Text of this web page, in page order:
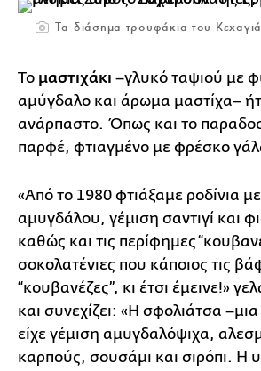
Τα διάσημα τρουφάκια του
Το μαστιχάκι –γλυκό ταψιού με
αμύγδαλο και άρωμα μαστίχα–
ανάρπαστο. Όπως και το
παρφέ, φτιαγμένο με φρέσκο
«Από το 1980 φτιάξαμε ροδίνια
αμυγδάλου, γέμιση σαντιγί και
καθώς και τις περίφημες
σοκολατένιες που κάποιος τις
“κουβανέζες”, κι έτσι έμεινε!»
και συνεχίζει: «Η σφολιάτσα
είχε γέμιση αμυγδαλόψιχα,
καρπούς, σουσάμι και σιρόπι. Η